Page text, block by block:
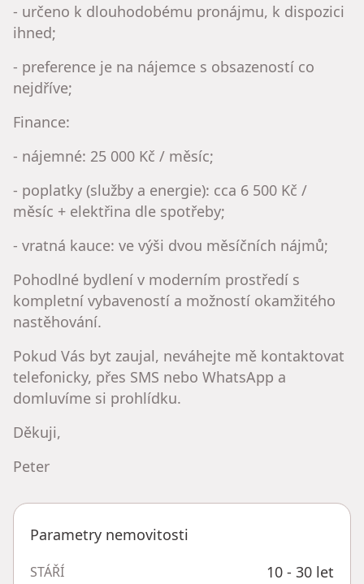
- určeno k dlouhodobému pronájmu, k dispozici
ihned;
- preference je na nájemce s obsazeností co
nejdříve;
Finance:
- nájemné: 25 000 Kč / měsíc;
- poplatky (služby a energie): cca 6 500 Kč /
měsíc + elektřina dle spotřeby;
- vratná kauce: ve výši dvou měsíčních nájmů;
Pohodlné bydlení v moderním prostředí s
kompletní vybaveností a možností okamžitého
nastěhování.
Pokud Vás byt zaujal, neváhejte mě kontaktovat
telefonicky, přes SMS nebo WhatsApp a
domluvíme si prohlídku.
Děkuji,
Peter
Parametry nemovitosti
STÁŘÍ 10 - 30 let